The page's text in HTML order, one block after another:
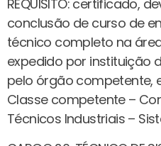
REQUISITO: certificado,
conclusão de curso de
técnico completo na
expedido por instituição
pelo órgão competente,
Classe competente –
Técnicos Industriais –